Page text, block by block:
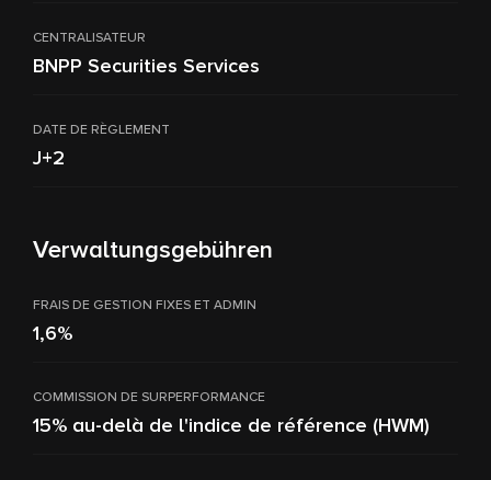
CENTRALISATEUR
BNPP Securities Services
DATE DE RÈGLEMENT
J+2
Verwaltungsgebühren
FRAIS DE GESTION FIXES ET ADMIN
1,6%
COMMISSION DE SURPERFORMANCE
15% au-delà de l'indice de référence (HWM)